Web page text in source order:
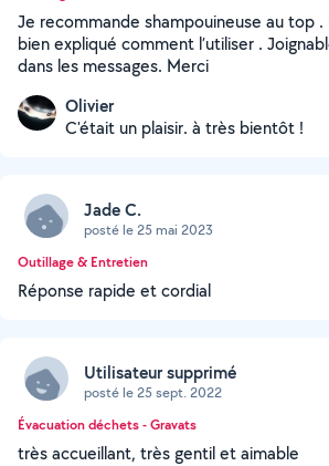
Je recommande shampouineuse au top .
bien expliqué comment l’utiliser .
dans les messages. Merci
Olivier
C'était un plaisir. à très bientôt !
Jade C.
posté le 25 mai 2023
Outillage & Entretien
Réponse rapide et cordial
Utilisateur supprimé
posté le 25 sept. 2022
Évacuation déchets - Gravats
très accueillant, très gentil et aimable